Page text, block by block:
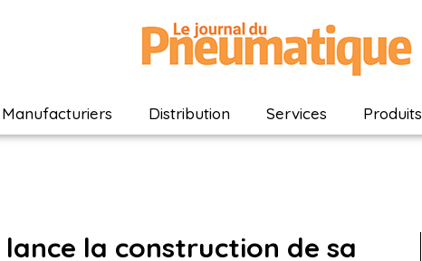
Manufacturiers Distribution Services Produits
la construction de sa